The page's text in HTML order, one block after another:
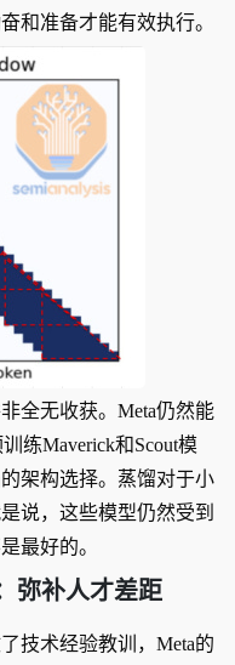
和准备才能有效执行。
全无收获。Meta仍然能
练Maverick和Scout模
架构选择。蒸馏对于小
说，这些模型仍然受到
最好的。
弥补人才差距
技术经验教训，Meta的